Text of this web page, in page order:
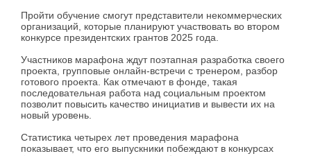
Пройти обучение смогут представители некоммерческих
организаций, которые планируют участвовать во втором
конкурсе президентских грантов 2025 года.
Участников марафона ждут поэтапная разработка своего
проекта, групповые онлайн-встречи с тренером, разбор
готового проекта. Как отмечают в фонде, такая
последовательная работа над социальным проектом
позволит повысить качество инициатив и вывести их на
новый уровень.
Статистика четырех лет проведения марафона
показывает, что его выпускники побеждают в конкурсах